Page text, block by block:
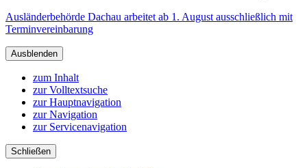
Ausländerbehörde Dachau arbeitet ab 1. August ausschließlich mit
Terminvereinbarung
Ausblenden
zum Inhalt
zur Volltextsuche
zur Hauptnavigation
zur Navigation
zur Servicenavigation
Schließen